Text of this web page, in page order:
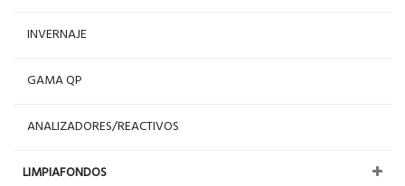
INVERNAJE
GAMA QP
ANALIZADORES/REACTIVOS
LIMPIAFONDOS